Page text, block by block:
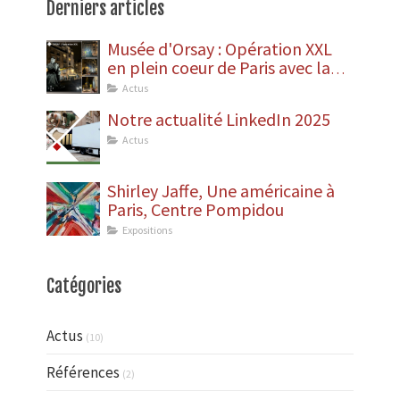
Derniers articles
Musée d'Orsay : Opération XXL
en plein coeur de Paris avec la
dépose des statues
Actus
Notre actualité LinkedIn 2025
Actus
Shirley Jaffe, Une américaine à
Paris, Centre Pompidou
Expositions
Catégories
Actus (10)
Références (2)